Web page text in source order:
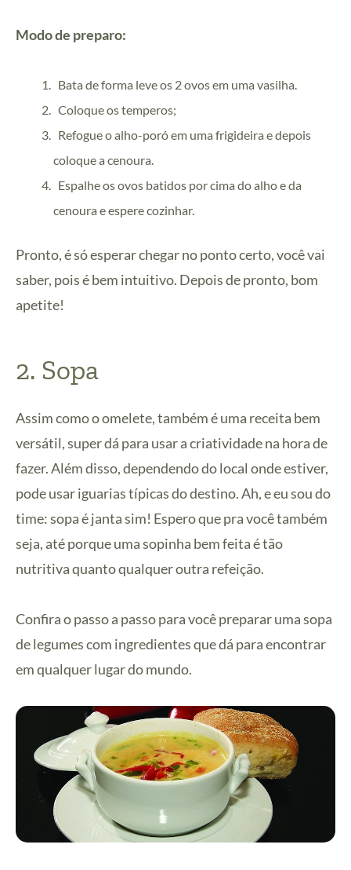
Modo de preparo:
Bata de forma leve os 2 ovos em uma vasilha.
Coloque os temperos;
Refogue o alho-poró em uma frigideira e depois
coloque a cenoura.
Espalhe os ovos batidos por cima do alho e da
cenoura e espere cozinhar.
Pronto, é só esperar chegar no ponto certo, você vai
saber, pois é bem intuitivo. Depois de pronto, bom
apetite!
2. Sopa
Assim como o omelete, também é uma receita bem
versátil, super dá para usar a criatividade na hora de
fazer. Além disso, dependendo do local onde estiver,
pode usar iguarias típicas do destino. Ah, e eu sou do
time: sopa é janta sim! Espero que pra você também
seja, até porque uma sopinha bem feita é tão
nutritiva quanto qualquer outra refeição.
Confira o passo a passo para você preparar uma sopa
de legumes com ingredientes que dá para encontrar
em qualquer lugar do mundo.